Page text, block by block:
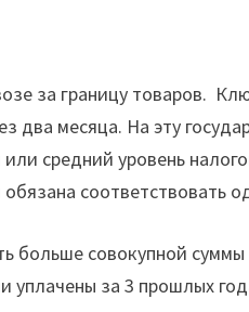
за границу товаров.
два месяца. На эту
средний уровень
соответствовать
совокупной суммы
за 3 прошлых